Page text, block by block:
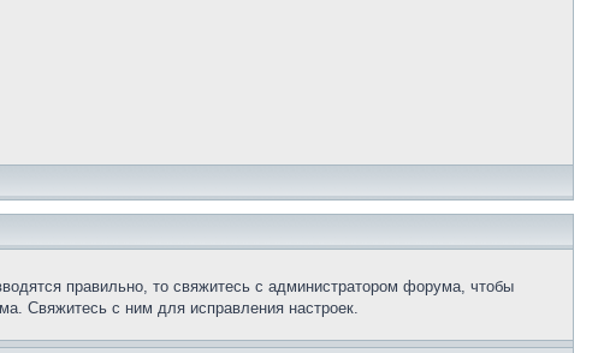
правильно, то свяжитесь с администратором форума, чтобы
Свяжитесь с ним для исправления настроек.